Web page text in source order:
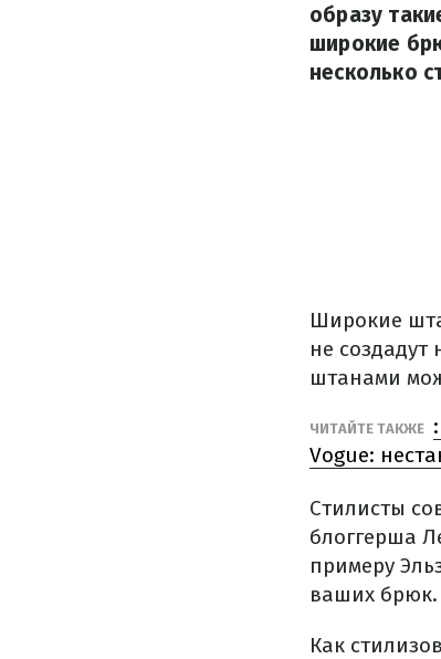
образу
широкие
несколько
Широкие
не
штанами
ЧИТАЙТЕ ТАКЖЕ
Vogue:
Стилисты
блоггерша
примеру
ваших брюк.
Как